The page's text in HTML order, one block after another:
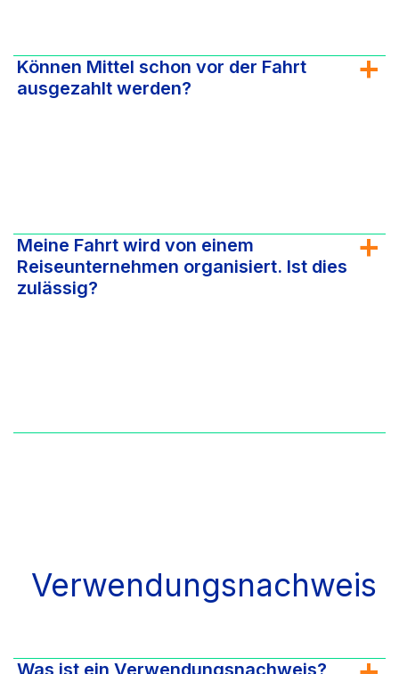
Können Mittel schon vor der Fahrt
ausgezahlt werden?
Meine Fahrt wird von einem
Reiseunternehmen organisiert. Ist dies
zulässig?
Verwendungsnachweis
Was ist ein Verwendungsnachweis?